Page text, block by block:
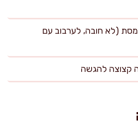
(לא חובה, לערבוב עם